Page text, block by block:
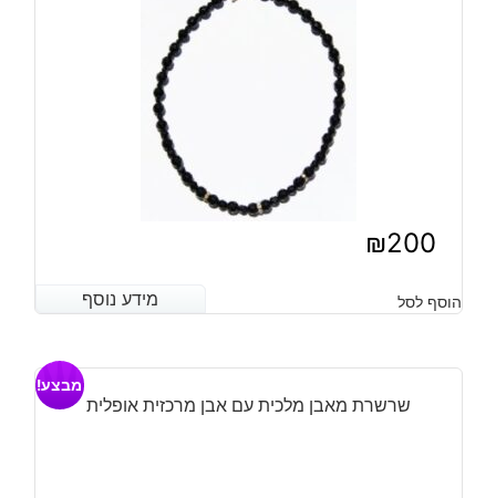
₪200
מידע נוסף הוסף לסל מידע נוסף
שרשרת מאבן מלכית עם אבן מרכזית אופלית
מבצע!